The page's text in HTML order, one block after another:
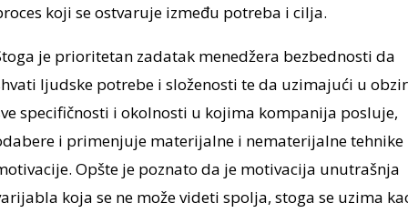
koji se ostvaruje između potreba i cilja.
je prioritetan zadatak menedžera bezbednosti da
ljudske potrebe i složenosti te da uzimajući u obzir
specifičnosti i okolnosti u kojima kompanija posluje,
i primenjuje materijalne i nematerijalne tehnike
Opšte je poznato da je motivacija unutrašnja
koja se ne može videti spolja, stoga se uzima